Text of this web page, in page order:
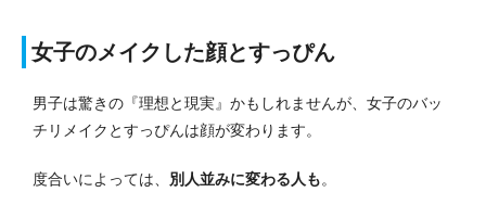
女子のメイクした顔とすっぴん
男子は驚きの『理想と現実』かもしれませんが、女子のバッ
チリメイクとすっぴんは顔が変わります。
度合いによっては、 別人並みに変わる人も。